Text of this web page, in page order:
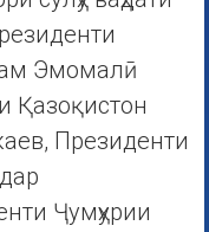
Эмомалӣ
Қазоқистон
Президенти
Ҷумҳурии